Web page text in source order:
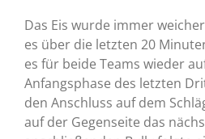
Das Eis wurde immer
es über die letzten 20
es für beide Teams wieder
Anfangsphase des letzten
den Anschluss auf dem
auf der Gegenseite das